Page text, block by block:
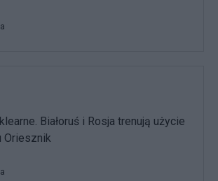
Białoruś i Rosja trenują użycie
Oriesznik